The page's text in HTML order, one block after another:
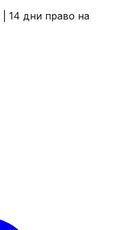
14 дни право на